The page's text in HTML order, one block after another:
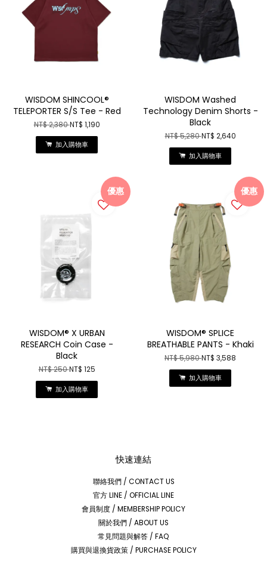
WISDOM SHINCOOL®
TELEPORTER S/S Tee - Red
NT$ 2,380NT$ 1,190
加入購物車
WISDOM Washed
Technology Denim Shorts -
Black
NT$ 5,280NT$ 2,640
加入購物車
優惠
WISDOM® X URBAN
RESEARCH Coin Case -
Black
NT$ 250NT$ 125
加入購物車
優惠
WISDOM® SPLICE
BREATHABLE PANTS - Khaki
NT$ 5,980NT$ 3,588
加入購物車
快速連結
聯絡我們 / CONTACT US
官方 LINE / OFFICIAL LINE
會員制度 / MEMBERSHIP POLICY
關於我們 / ABOUT US
常見問題與解答 / FAQ
購買與退換貨政策 / PURCHASE POLICY